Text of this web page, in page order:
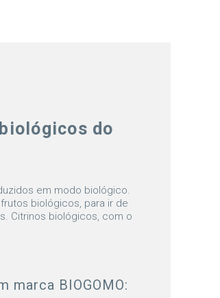
do
em modo biológico.
biológicos, para ir de
Citrinos biológicos, com o
marca BIOGOMO: